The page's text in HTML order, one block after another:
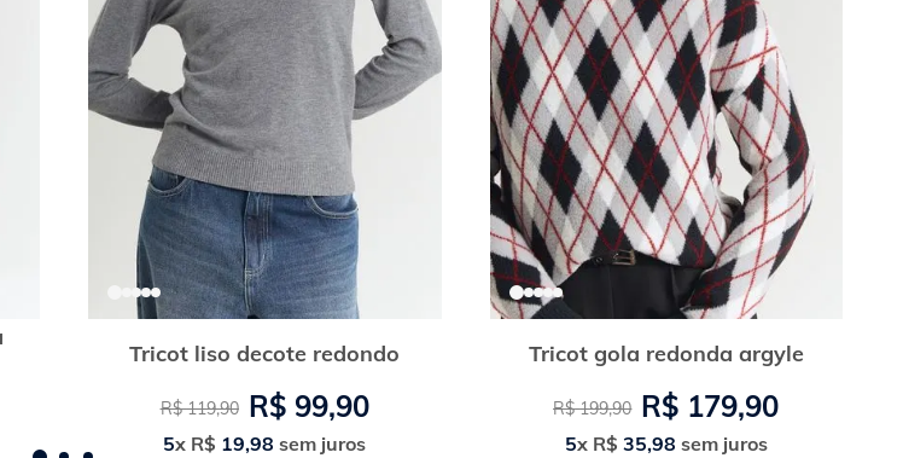
Tricot liso decote redondo
R$ 119,90 R$ 99,90
5x R$ 19,98 sem juros
Tricot gola redonda argyle
R$ 199,90 R$ 179,90
5x R$ 35,98 sem juros